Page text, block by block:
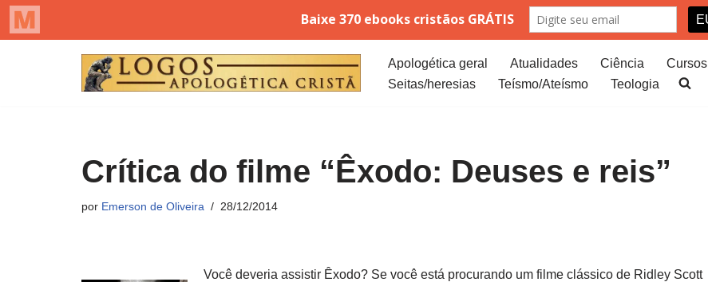
Apologética geral Atualidades Ciência Cursos
Seitas/heresias
Teísmo/Ateísmo Teologia
Crítica do filme “Êxodo: Deuses e reis”
por Emerson de Oliveira 28/12/2014
Você deveria assistir Êxodo? Se você está procurando um filme clássico de Ridley Scott